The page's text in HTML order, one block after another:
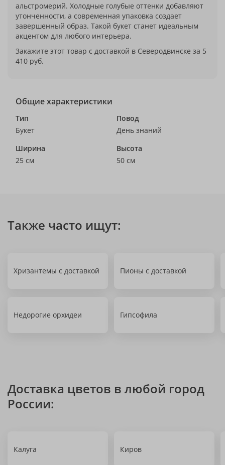
альстромерий. Холодные голубые оттенки добавляют
утонченности, а современная упаковка создает
завершенный образ. Такой букет станет идеальным
акцентом для любого интерьера.
Закажите этот товар с доставкой в Северодвинске за 5
410 руб.
Общие характеристики
Тип
Букет
Повод
День знаний
Ширина
25 см
Высота
50 см
Также часто ищут:
Хризантемы с доставкой Пионы с доставкой
Недорогие орхидеи Гипсофила
Доставка цветов в любой город
России:
Калуга Киров